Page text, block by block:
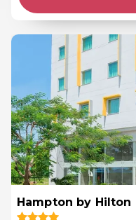
Hampton by Hilton